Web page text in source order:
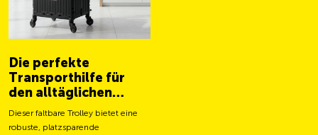
Die perfekte
Transporthilfe für
den alltäglichen
Gebrauch
Dieser faltbare Trolley bietet eine
robuste, platzsparende